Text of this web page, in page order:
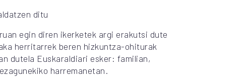
ditu
egin diren ikerketek argi erakutsi dute
herritarrek beren hizkuntza-ohiturak
dutela Euskaraldiari esker: familian,
harremanetan.